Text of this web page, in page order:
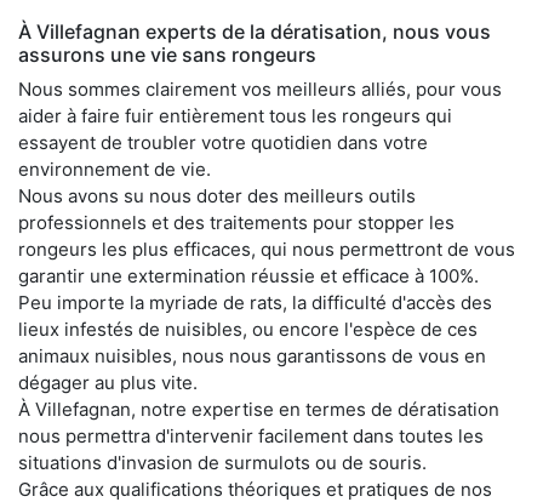
À Villefagnan experts de la dératisation, nous vous
assurons une vie sans rongeurs
Nous sommes clairement vos meilleurs alliés, pour vous
aider à faire fuir entièrement tous les rongeurs qui
essayent de troubler votre quotidien dans votre
environnement de vie.
Nous avons su nous doter des meilleurs outils
professionnels et des traitements pour stopper les
rongeurs les plus efficaces, qui nous permettront de vous
garantir une extermination réussie et efficace à 100%.
Peu importe la myriade de rats, la difficulté d'accès des
lieux infestés de nuisibles, ou encore l'espèce de ces
animaux nuisibles, nous nous garantissons de vous en
dégager au plus vite.
À Villefagnan, notre expertise en termes de dératisation
nous permettra d'intervenir facilement dans toutes les
situations d'invasion de surmulots ou de souris.
Grâce aux qualifications théoriques et pratiques de nos